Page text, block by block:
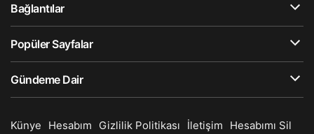
Bağlantılar
Popüler Sayfalar
Gündeme Dair
Künye Hesabım Gizlilik Politikası İletişim
Hesabımı Sil